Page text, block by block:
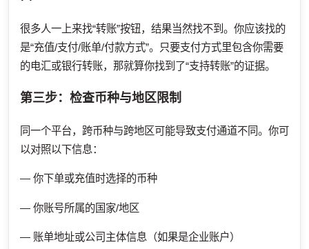
很多人一上来找“转账”按钮，结果当然找不到。你应该找的
是“充值/支付/账单/付款方式”。只要支付方式里包含你需要
的电汇或银行转账，那就算你找到了“支持转账”的证据。
第三步：检查币种与地区限制
同一个平台，跨币种与跨地区可能导致支付通道不同。你可
以对照以下信息：
— 你下单或充值时选择的币种
— 你账号所属的国家/地区
— 账单地址或公司主体信息（如果是企业账户）